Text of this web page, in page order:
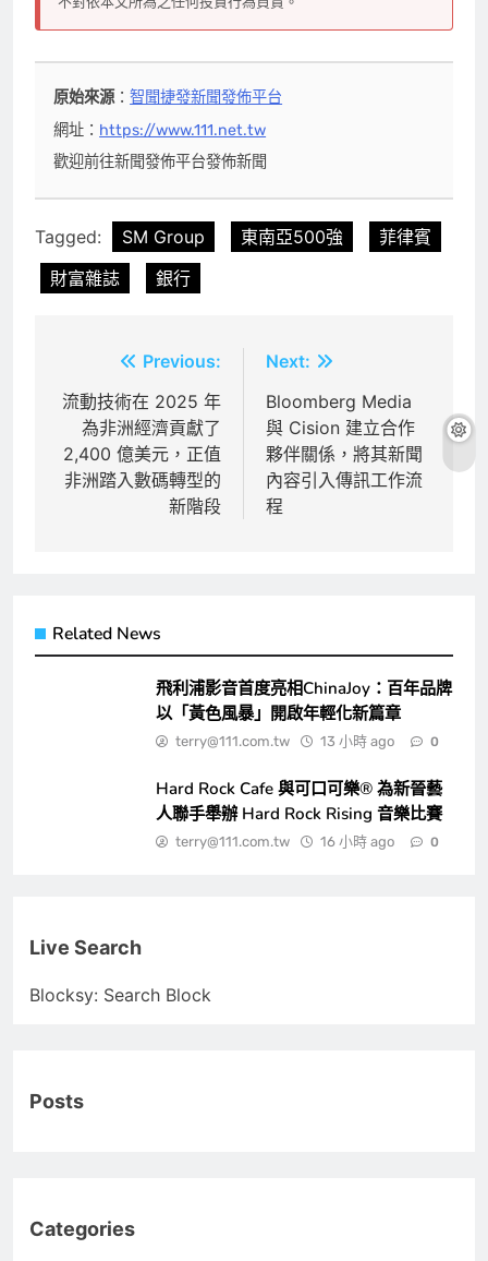
原始來源：智聞捷發新聞發佈平台
網址： https://www.111.net.tw
歡迎前往新聞發佈平台發佈新聞
Tagged: SM Group 東南亞500強
菲律賓
財富雜誌
銀行
章
導
覽
Previous:
流動技術在 2025 年
為非洲經濟貢獻了
2,400 億美元，正值
非洲踏入數碼轉型的
新階段
Next:
Bloomberg Media
與 Cision 建立合作
夥伴關係，將其新聞
內容引入傳訊工作流
程
Related News
飛利浦影音首度亮相ChinaJoy：百年品牌
以「黃色風暴」開啟年輕化新篇章
terry@111.com.tw 13 小時 ago 0
Hard Rock Cafe 與可口可樂® 為新晉藝
人聯手舉辦 Hard Rock Rising 音樂比賽
terry@111.com.tw 16 小時 ago 0
Live Search
Blocksy: Search Block
Posts
Categories